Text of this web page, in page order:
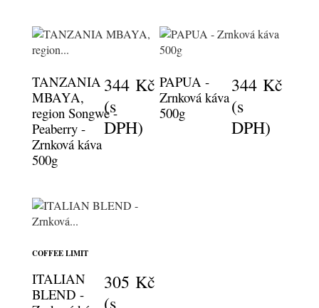
TANZANIA
MBAYA,
region Songwe -
Peaberry -
Zrnková káva
500g
344 Kč
(s
DPH)
PAPUA -
Zrnková káva
500g
344 Kč
(s
DPH)
COFFEE LIMIT
ITALIAN
BLEND -
305 Kč
(s